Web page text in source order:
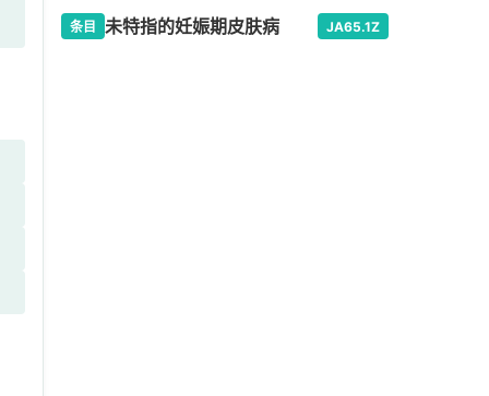
条目 未特指的妊娠期皮肤病 JA65.1Z